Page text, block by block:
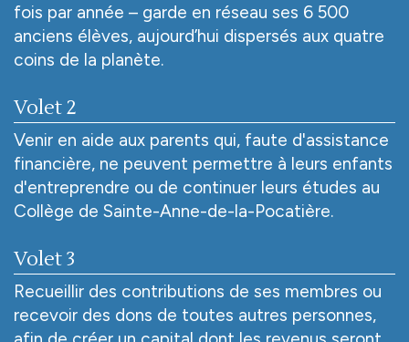
fois par année – garde en réseau ses 6 500
anciens élèves, aujourd’hui dispersés aux quatre
coins de la planète.
Volet 2
Venir en aide aux parents qui, faute d'assistance
financière, ne peuvent permettre à leurs enfants
d'entreprendre ou de continuer leurs études au
Collège de Sainte-Anne-de-la-Pocatière.
Volet 3
Recueillir des contributions de ses membres ou
recevoir des dons de toutes autres personnes,